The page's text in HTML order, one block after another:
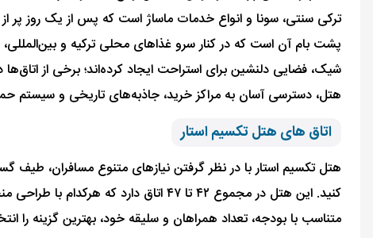
ترکی سنتی، سونا و انواع خدمات ماساژ است که پس از یک روز پر
پشت بام آن است که در کنار سرو غذاهای محلی ترکیه و
شیک، فضایی دلنشین برای استراحت ایجاد کرده‌اند؛ برخی از
هتل، دسترسی آسان به مراکز خرید، جاذبه‌های تاریخی و سیستم
اتاق های هتل تکسیم استار
هتل تکسیم استار با در نظر گرفتن نیازهای متنوع مسافران، طیف
کنید. این هتل در مجموع ۴۲ تا ۴۷ اتاق
متناسب با بودجه، تعداد همراهان و سلیقه خود، بهترین گزینه را